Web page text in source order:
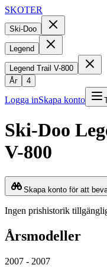
SKOTER
Ski-Doo
Legend
Legend Trail V-800
År
4
Logga inSkapa konto
Ski-Doo
V-800
Skapa konto för att
Ingen prishistorik
Årsmodeller
2007 - 2007